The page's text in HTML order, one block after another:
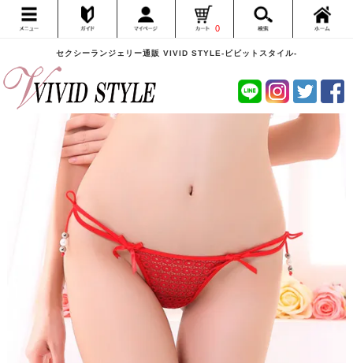
セクシーランジェリー通販 VIVID STYLE-ビビットスタイル-
0